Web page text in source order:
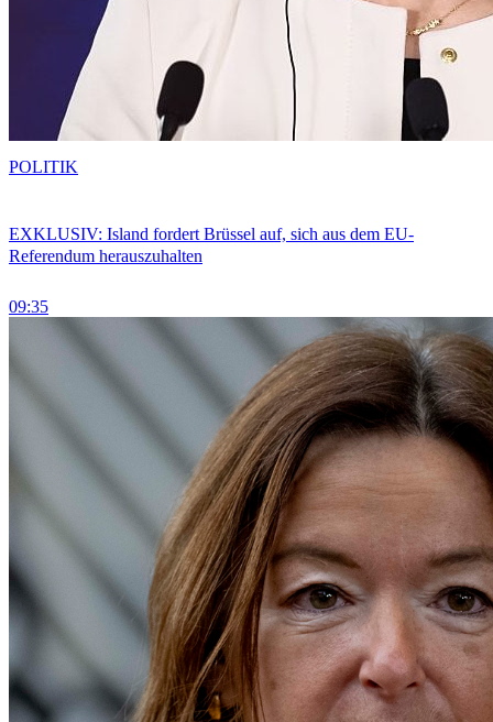
EXKLUSIV: Island fordert Brüssel auf, sich aus dem EU-
Referendum herauszuhalten
09:35
POLITIK